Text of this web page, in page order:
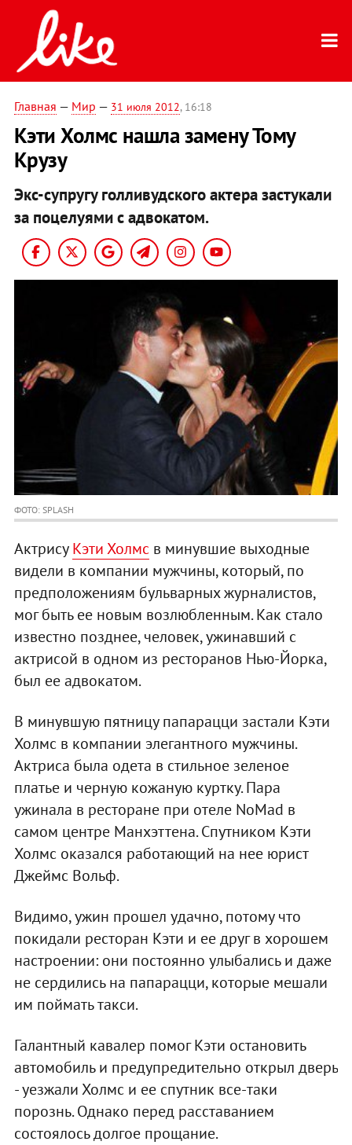
Главная — Мир — 31 июля 2012, 16:18
Кэти Холмс нашла замену Тому
Крузу
Экс-супругу голливудского актера застукали
за поцелуями с адвокатом.
ФОТО: SPLASH
АктрисуКэти Холмсв минувшие выходные
видели в компании мужчины, который, по
предположениям бульварных журналистов,
мог быть ее новым возлюбленным. Как стало
известно позднее, человек, ужинавший с
актрисой в одном из ресторанов Нью-Йорка,
был ее адвокатом.
В минувшую пятницу папарацци застали Кэти
Холмс в компании элегантного мужчины.
Актриса была одета в стильное зеленое
платье и черную кожаную куртку. Пара
ужинала в ресторане при отеле NoMad в
самом центре Манхэттена. Спутником Кэти
Холмс оказался работающий на нее юрист
Джеймс Вольф.
Видимо, ужин прошел удачно, потому что
покидали ресторан Кэти и ее друг в хорошем
настроении: они постоянно улыбались и даже
не сердились на папарацци, которые мешали
им поймать такси.
Галантный кавалер помог Кэти остановить
автомобиль и предупредительно открыл дверь
- уезжали Холмс и ее спутник все-таки
порознь. Однако перед расставанием
состоялось долгое прощание.